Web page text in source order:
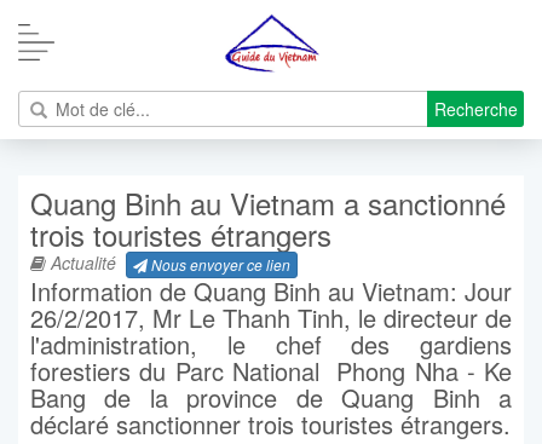
Recherche
Quang Binh au Vietnam a sanctionné
trois touristes étrangers
Actualité Nous envoyer ce lien
Information de Quang Binh au Vietnam: Jour
26/2/2017, Mr Le Thanh Tinh, le directeur de
l'administration, le chef des gardiens
forestiers du Parc National Phong Nha - Ke
Bang de la province de Quang Binh a
déclaré sanctionner trois touristes étrangers.